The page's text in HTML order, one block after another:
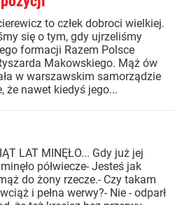
to człek dobroci wielkiej.
się o tym, gdy ujrzeliśmy
formacji Razem Polsce
Makowskiego. Mąż ów
w warszawskim samorządzie
że nawet kiedyś jego...
LAT MINĘŁO... Gdy już jej
półwiecze- Jesteś jak
do żony rzecze.- Czy takam
i pełna werwy?- Nie - odparł